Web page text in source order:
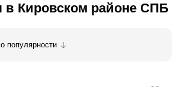
в Кировском районе СПБ
популярности